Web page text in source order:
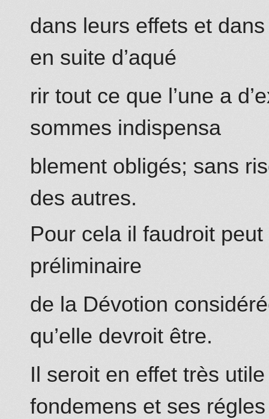
dans leurs effets et
en suite d’aqué
rir tout ce que l’une a
sommes indispensa
blement obligés; sans
des autres.
Pour cela il faudroit
préliminaire
de la Dévotion
qu’elle devroit être.
Il seroit en effet très
fondemens et ses régles